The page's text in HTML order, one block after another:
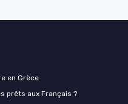
en Grèce
prêts aux Français ?